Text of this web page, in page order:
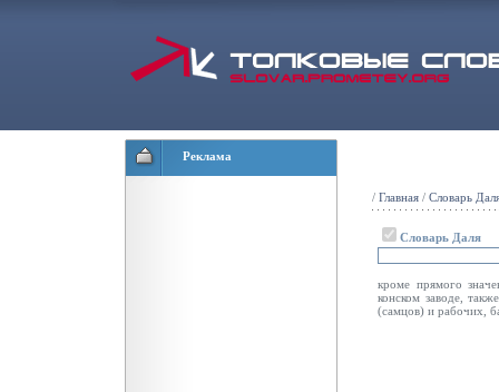
Реклама
/ Главная / Словарь
Словарь Даля
кроме прямого
конском заводе,
(самцов) и рабочих,